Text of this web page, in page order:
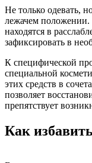
Не только одевать,
лежачем
находятся в
зафиксировать в
К специфической
специальной
этих средств в
позволяет
препятствует
Как